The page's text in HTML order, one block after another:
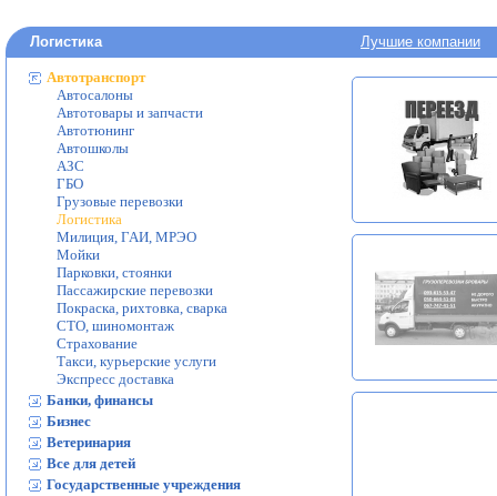
Логистика Лучшие компании
Автотранспорт
Автосалоны
Автотовары и запчасти
Автотюнинг
Автошколы
АЗС
ГБО
Грузовые перевозки
Логистика
Милиция, ГАИ, МРЭО
Мойки
Парковки, стоянки
Пассажирские перевозки
Покраска, рихтовка, сварка
СТО, шиномонтаж
Страхование
Такси, курьерские услуги
Экспресс доставка
Банки, финансы
Бизнес
Ветеринария
Все для детей
Государственные учреждения